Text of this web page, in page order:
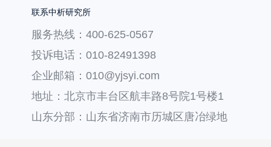
联系中析研究所
服务热线：400-625-0567
投诉电话：010-82491398
企业邮箱：010@yjsyi.com
地址：北京市丰台区航丰路8号院1号楼1
层121
山东分部：山东省济南市历城区唐冶绿地